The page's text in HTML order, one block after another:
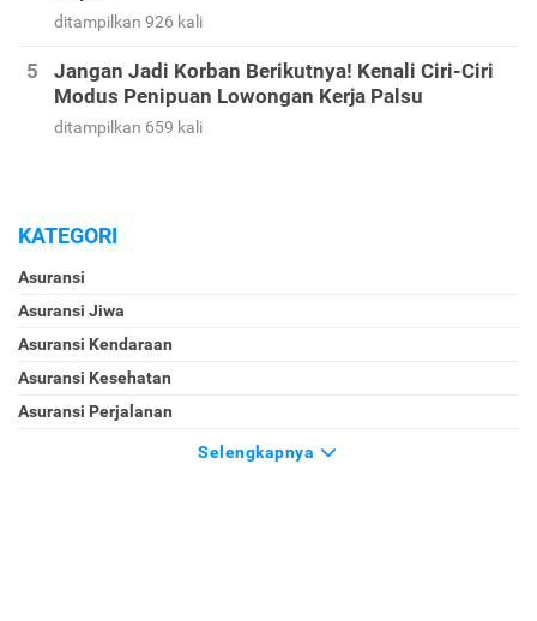
ditampilkan 926 kali
Jangan Jadi Korban Berikutnya! Kenali Ciri-Ciri
Modus Penipuan Lowongan Kerja Palsu
ditampilkan 659 kali
KATEGORI
Asuransi
Asuransi Jiwa
Asuransi Kendaraan
Asuransi Kesehatan
Asuransi Perjalanan
Selengkapnya